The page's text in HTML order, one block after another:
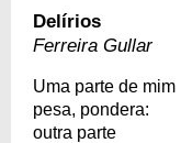
Delírios
Ferreira Gullar
Uma parte de mim
pesa, pondera:
outra parte